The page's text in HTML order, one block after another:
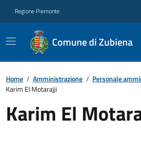
Regione Piemonte
Comune di Zubiena
Home / Amministrazione / Personale
Karim El Motarajji
Karim El